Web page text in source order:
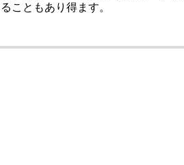
こともあり得ます。